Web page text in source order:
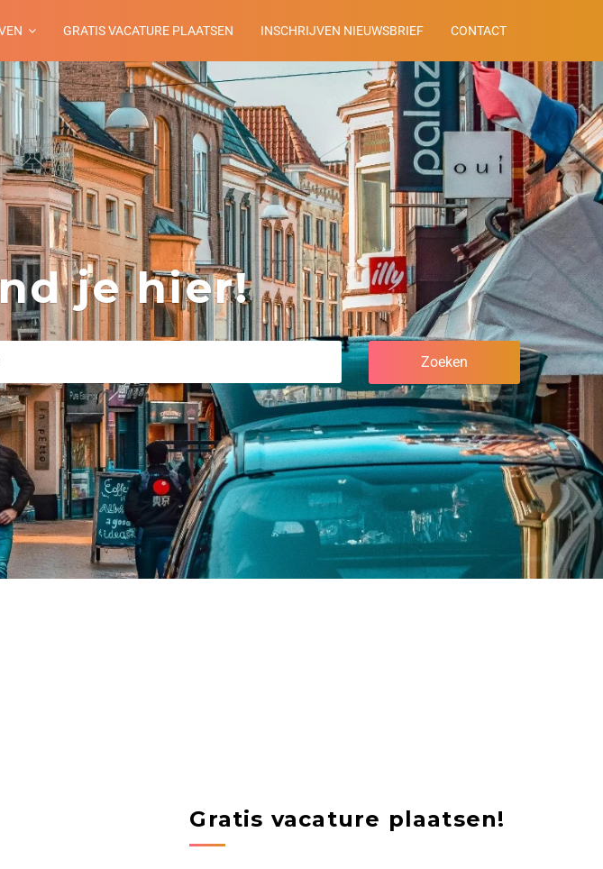
GRATIS VACATURE PLAATSEN INSCHRIJVEN NIEUWSBRIEF CONTACT
je hier!
Gratis vacature plaatsen!